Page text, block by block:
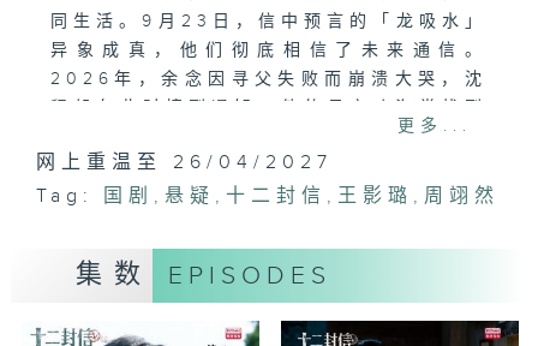
同生活。9月23日，信中预言的「龙吸水」
异象成真，他们彻底相信了未来通信。
2026年，余念因寻父失败而崩溃大哭，沈
更多...
网上重温至 26/04/2027
Tag:
国剧 , 悬疑 , 十二封信 , 王影璐 , 周翊然
集数 EPISODES